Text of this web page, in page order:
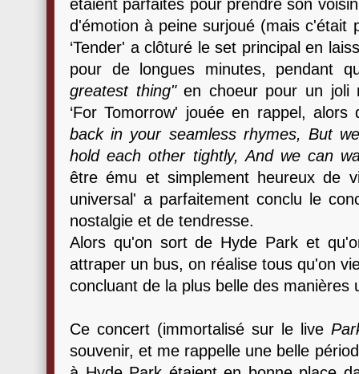
étaient parfaites pour prendre son
d'émotion à peine surjoué (mais c'était
‘Tender' a clôturé le set principal en
pour de longues minutes, pendant
greatest thing"en choeur pour un joli
‘For Tomorrow' jouée en rappel, alors
back in your seamless rhymes, But
hold each other tightly, And we can
être ému et simplement heureux de
universal' a parfaitement conclu le
nostalgie et de tendresse.
Alors qu'on sort de Hyde Park et
attraper un bus, on réalise tous qu'on
concluant de la plus belle des manières
Ce concert (immortalisé sur le live
souvenir, et me rappelle une belle